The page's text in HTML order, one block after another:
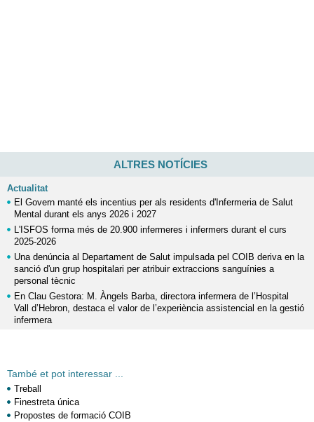
ALTRES NOTÍCIES
Actualitat
El Govern manté els incentius per als residents d'Infermeria de Salut
Mental durant els anys 2026 i 2027
L'ISFOS forma més de 20.900 infermeres i infermers durant el curs
2025-2026
Una denúncia al Departament de Salut impulsada pel COIB deriva en la
sanció d'un grup hospitalari per atribuir extraccions sanguínies a
personal tècnic
En Clau Gestora: M. Àngels Barba, directora infermera de l’Hospital
Vall d’Hebron, destaca el valor de l’experiència assistencial en la gestió
infermera
També et pot interessar ...
Treball
Finestreta única
Propostes de formació COIB